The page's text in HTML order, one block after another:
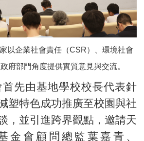
以企業社會責任（CSR）、環境社會
府部門角度提供實質意見與交流。
先由基地學校校長代表針
塑特色成功推廣至校園與社
，並引進跨界觀點，邀請天
金會顧問總監葉嘉青、